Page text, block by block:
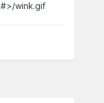
wink.gif